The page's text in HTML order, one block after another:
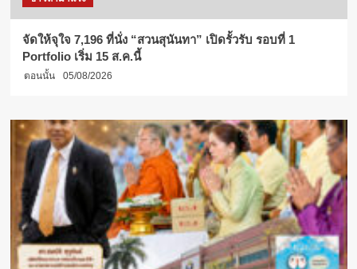
จัดให้จุใจ 7,196 ที่นั่ง “สวนสุนันทา” เปิดรั้วรับ รอบที่ 1
Portfolio เริ่ม 15 ส.ค.นี้
ตอนนั้น 05/08/2026